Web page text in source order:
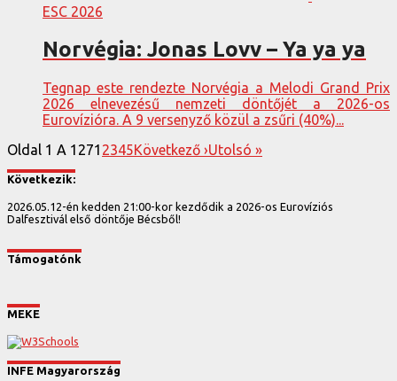
ESC 2026
Norvégia: Jonas Lovv – Ya ya ya
Tegnap este rendezte Norvégia a Melodi Grand Prix
2026 elnevezésű nemzeti döntőjét a 2026-os
Eurovízióra. A 9 versenyző közül a zsűri (40%)...
Oldal 1 A 1271 2345Következő ›Utolsó »
Következik:
2026.05.12-én kedden 21:00-kor kezdődik a 2026-os Eurovíziós
Dalfesztivál első döntője Bécsből!
Támogatónk
MEKE
INFE Magyarország